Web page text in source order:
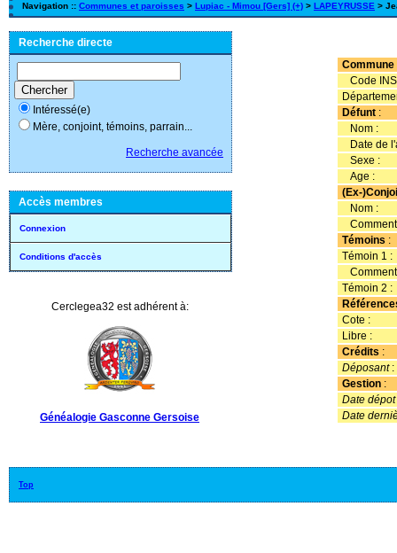
Navigation :: Communes et paroisses > Lupiac - Mimou [Gers] (+) > LAPEYRUSSE >
Recherche directe
Intéressé(e)
Mère, conjoint, témoins, parrain...
Recherche avancée
Accès membres
Connexion
Conditions d'accès
Cerclegea32 est adhérent à:
Généalogie Gasconne Gersoise
Commune
Code
Défunt:
Nom :
Date de
Sexe :
Age :
(Ex-
Nom :
Témoins :
Témoin 1 :
Témoin 2 :
Cote :
Libre :
Crédits :
Déposant:
Gestion:
Date
Date
Top